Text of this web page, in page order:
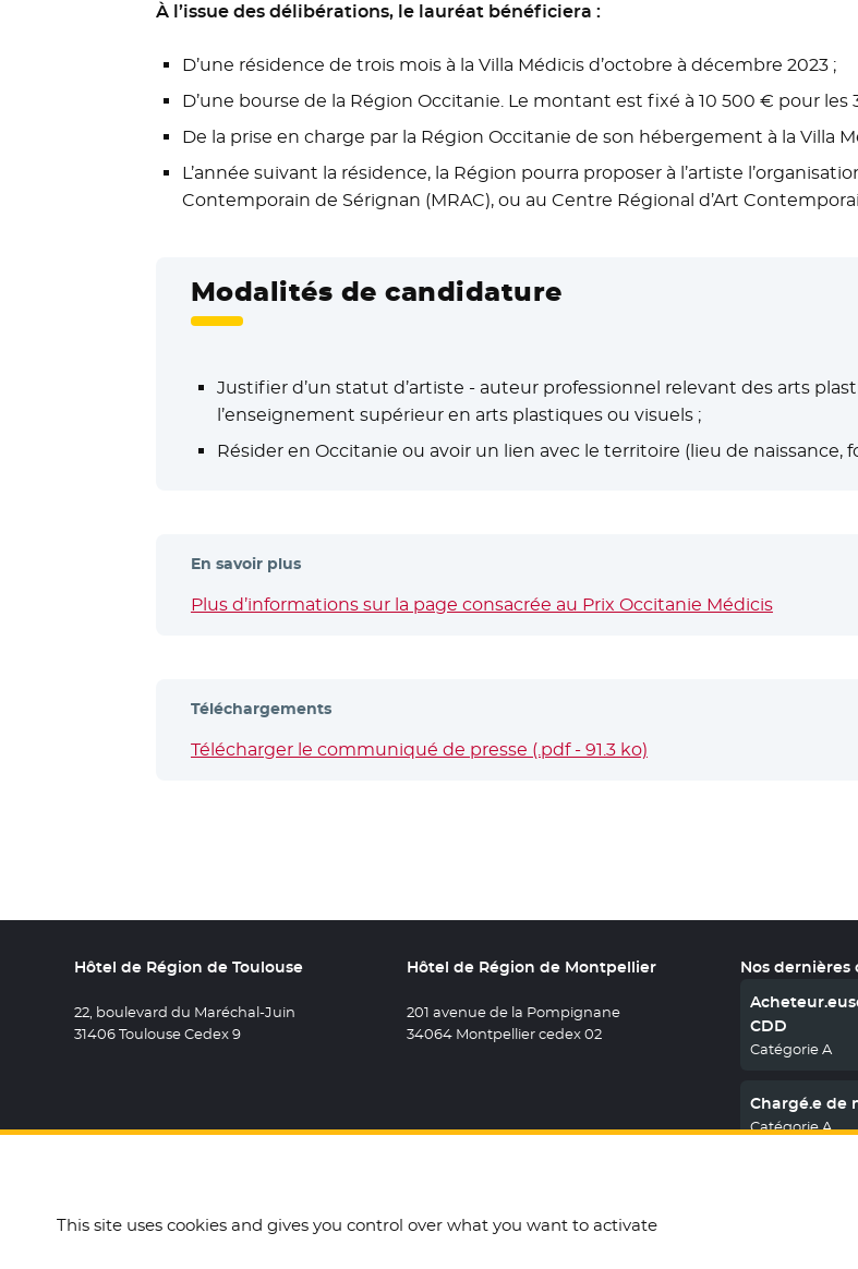
À l’issue des délibérations, le lauréat bénéficiera :
D’une résidence de trois mois à la Villa Médicis d’octobre à décembre 2023 ;
D’une bourse de la Région Occitanie. Le montant est fixé à 10 500 € pour les
De la prise en charge par la Région Occitanie de son hébergement à la Villa
L’année suivant la résidence, la Région pourra proposer à l’artiste
Contemporain de Sérignan (MRAC), ou au Centre Régional d’Art
Modalités de candidature
Justifier d’un statut d’artiste - auteur professionnel relevant des arts
l’enseignement supérieur en arts plastiques ou visuels ;
Résider en Occitanie ou avoir un lien avec le territoire (lieu de naissance,
En savoir plus
Plus d’informations sur la page consacrée au Prix Occitanie Médicis
Téléchargements
Télécharger le communiqué de presse (.pdf - 91.3 ko)
Hôtel de Région de Toulouse
22, boulevard du Maréchal-Juin
31406 Toulouse Cedex 9
Hôtel de Région de Montpellier
201 avenue de la Pompignane
34064 Montpellier cedex 02
Nos
CDD
Catégorie A
Chargé.e de
Catégorie A
This site uses cookies and gives you control over what you want to activate